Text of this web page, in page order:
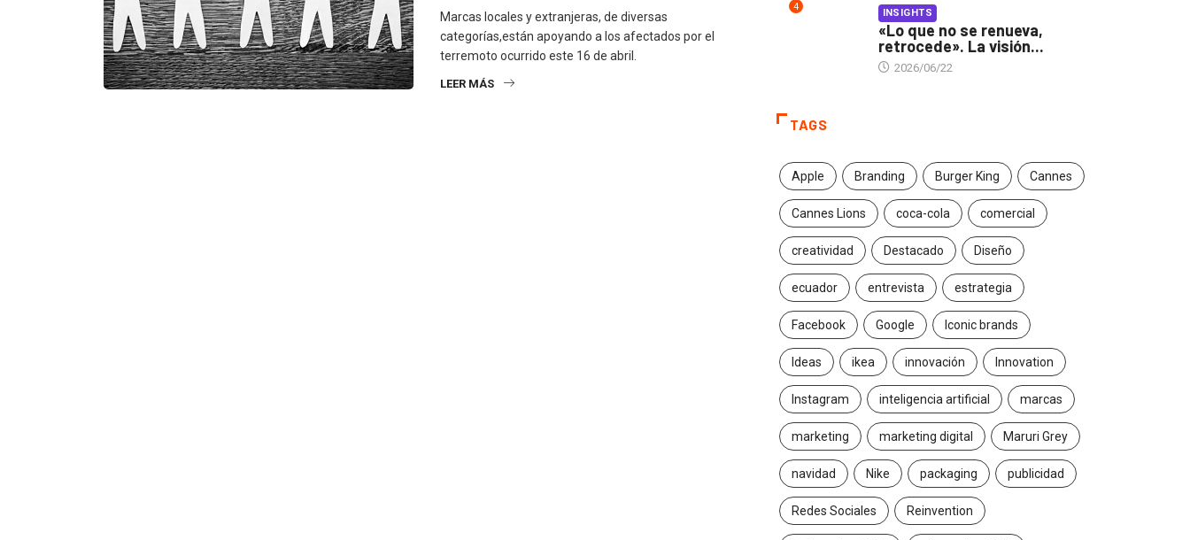
Marcas locales y extranjeras, de diversas
categorías,están apoyando a los afectados por el
terremoto ocurrido este 16 de abril.
LEER MÁS
4 INSIGHTS
«Lo que no se renueva,
retrocede». La visión...
2026/06/22
TAGS
Apple Branding Burger King Cannes
Cannes Lions coca-cola comercial
creatividad Destacado Diseño
ecuador entrevista estrategia
Facebook Google Iconic brands
Ideas ikea innovación Innovation
Instagram inteligencia artificial marcas
marketing marketing digital Maruri Grey
navidad Nike packaging publicidad
Redes Sociales Reinvention